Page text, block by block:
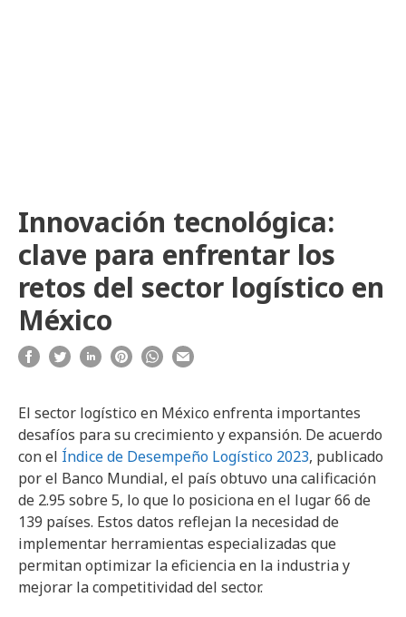
Innovación tecnológica:
clave para enfrentar los
retos del sector logístico en
México
El sector logístico en México enfrenta importantes
desafíos para su crecimiento y expansión. De acuerdo
con el Índice de Desempeño Logístico 2023, publicado
por el Banco Mundial, el país obtuvo una calificación
de 2.95 sobre 5, lo que lo posiciona en el lugar 66 de
139 países. Estos datos reflejan la necesidad de
implementar herramientas especializadas que
permitan optimizar la eficiencia en la industria y
mejorar la competitividad del sector.